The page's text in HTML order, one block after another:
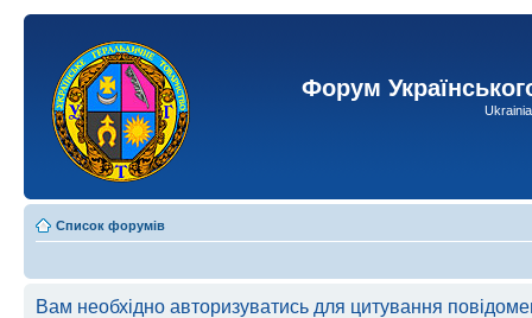
Форум
Список форумів
Вам необхідно авторизуватись для цитування